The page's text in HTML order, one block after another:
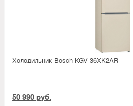
Холодильник Bosсh KGV 36XK2AR
50 990 руб.